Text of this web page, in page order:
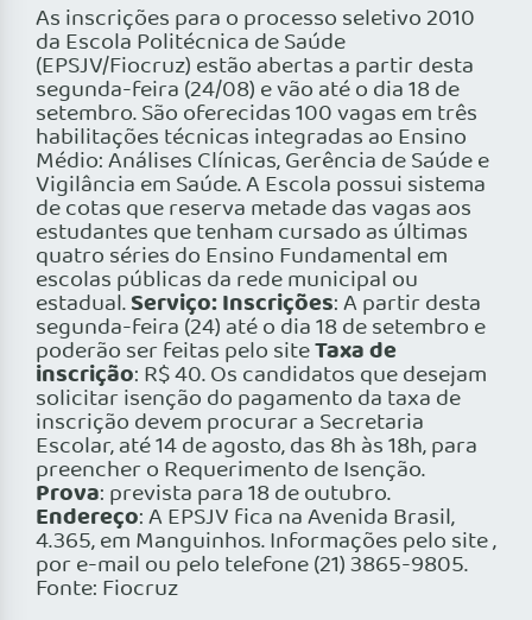
As inscrições para o processo seletivo 2010
da Escola Politécnica de Saúde
(EPSJV/Fiocruz) estão abertas a partir desta
segunda-feira (24/08) e vão até o dia 18 de
setembro. São oferecidas 100 vagas em três
habilitações técnicas integradas ao Ensino
Médio: Análises Clínicas, Gerência de Saúde e
Vigilância em Saúde. A Escola possui sistema
de cotas que reserva metade das vagas aos
estudantes que tenham cursado as últimas
quatro séries do Ensino Fundamental em
escolas públicas da rede municipal ou
estadual.Serviço:Inscrições: A partir desta
segunda-feira (24) até o dia 18 de setembro e
poderão ser feitas pelo siteTaxa de
inscrição: R$ 40. Os candidatos que desejam
solicitar isenção do pagamento da taxa de
inscrição devem procurar a Secretaria
Escolar, até 14 de agosto, das 8h às 18h, para
preencher o Requerimento de Isenção.
Prova: prevista para 18 de outubro.
Endereço: A EPSJV fica na Avenida Brasil,
4.365, em Manguinhos. Informações pelo site ,
por e-mail ou pelo telefone (21) 3865-9805.
Fonte: Fiocruz